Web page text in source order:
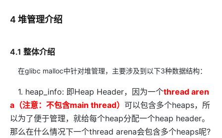
4 堆管理介绍
4.1 整体介绍
在glibc malloc中针对堆管理，主要涉及到以下3种数据结构：
1. heap_info: 即Heap Header，因为一个thread aren
a （注意：不包含main thread） 可以包含多个heaps，所
以为了便于管理，就给每个heap分配一个heap header。
那么在什么情况下一个thread arena会包含多个heaps呢?